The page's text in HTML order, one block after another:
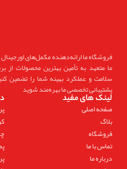
فروشگاه ما ارائه‌دهنده مکمل‌های
ما متعهد به تأمین بهترین محصولات از
سلامت و عملکرد بهینه شما را تضمین
پشتیبانی تخصصی ما بهره‌مند شوید
لینک های مفید
صفحه اصلی
بلاگ
فروشگاه
تماس با ما
درباره ما